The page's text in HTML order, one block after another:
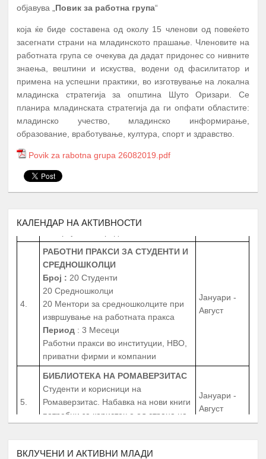
објавува „ Повик за работна група“
која ќе биде составена од околу 15 членови од повеќето
засегнати страни на младинското прашање. Членовите на
работната група се очекува да дадат придонес со нивните
знаења, вештини и искуства, водени од фасилитатор и
примена на успешни практики, во изготвување на локална
младинска стратегија за општина Шуто Оризари. Се
планира младинската стратегија да ги опфати областите:
младинско учество, младинско информирање,
образование, вработување, култура, спорт и здравство.
Povik za rabotna grupa 26082019.pdf
КАЛЕНДАР НА АКТИВНОСТИ
2.
МЕНТОРСТВО ОД
ДОКАЖАНИ ВО СВОЈАТА ОБЛАСТ
10 Ментори,за студенти на прва
годиназапишани во приватните или
државните универзитети во
Република Северна Македонија
Февруари –
ТУТОРСТВО ОД ПРОФЕСОРИ,
УСПЕШНИ ВО ПРЕДМЕТНАТА
30 студенти од сите студиски години
запишани во приватните или
државните универзитети во
Република Северна Македонија,
заради полесно совладување на
материјата во предметната област.
РАБОТНИ ПРАКСИЗА СТУДЕНТИ И
СРЕДНОШКОЛЦИ
Број:20 Студенти
20 Средношколци
20 Ментори за средношколците при
извршување на работната пракса
Период: 3 Месеци
Работни пракси во институции, НВО,
приватни фирми и компании
Август
БИБЛИОТЕКА НА РОМАВЕРЗИТАС
Студенти и корисници на
Ромаверзитас. Набавка на нови книги
потребни за користење од страна на
Август
СТУДЕНТИТЕ НА РОМАВЕРЗИТАС И
ВКЛУЧЕНИ И АКТИВНИ МЛАДИ